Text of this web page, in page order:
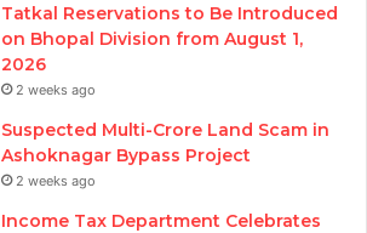
Tatkal Reservations to Be Introduced
on Bhopal Division from August 1,
2026
2 weeks ago
Suspected Multi-Crore Land Scam in
Ashoknagar Bypass Project
2 weeks ago
Income Tax Department Celebrates